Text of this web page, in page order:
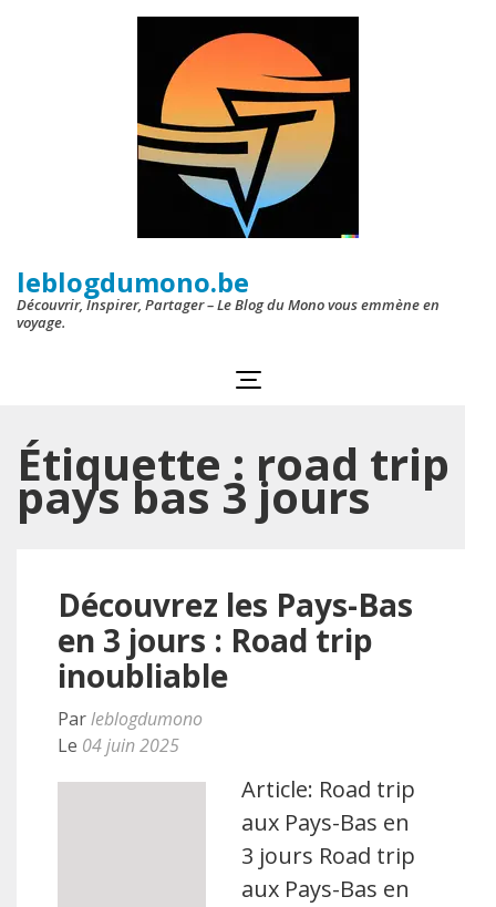
leblogdumono.be
Découvrir, Inspirer, Partager – Le Blog du Mono vous emmène en
voyage.
Étiquette : road trip
pays bas 3 jours
Découvrez les Pays-Bas
en 3 jours : Road trip
inoubliable
Parleblogdumono
Le 04 juin 2025
Article: Road trip
aux Pays-Bas en
3 jours Road trip
aux Pays-Bas en